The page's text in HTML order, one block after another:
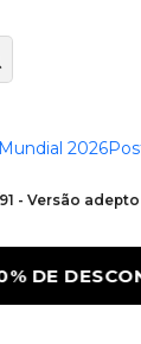
Mundial 2026
- Versão adepto
2ª